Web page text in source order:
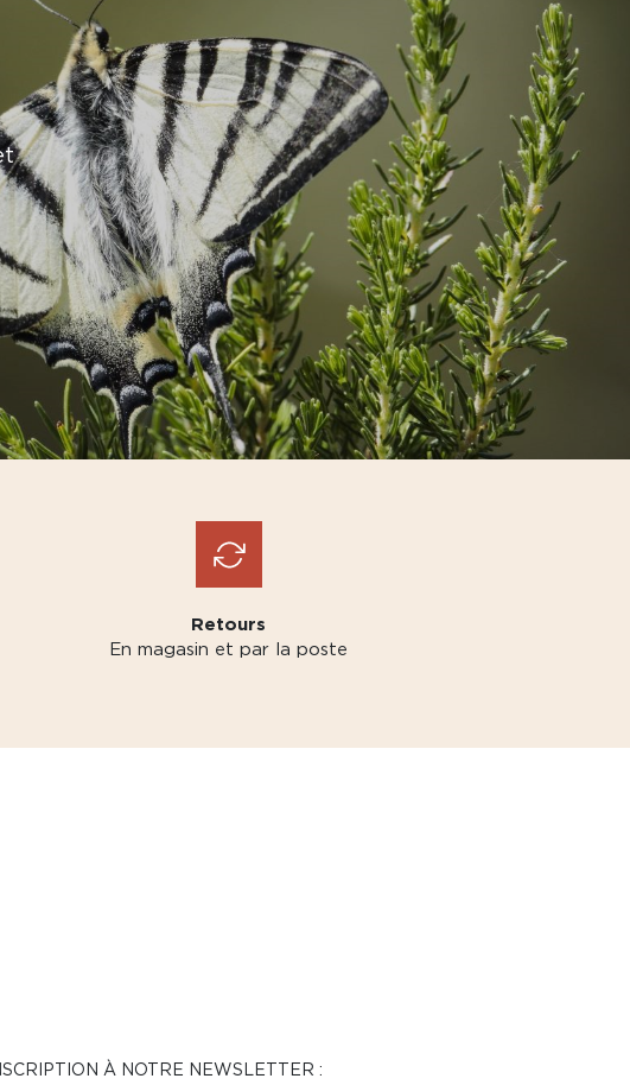
Retours
En magasin et par la poste
À NOTRE NEWSLETTER :